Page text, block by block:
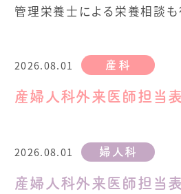
管理栄養士による栄養相談も行っ
クのこと、離乳食のこと、お
と、気になることをご相談くださ
2026.08.01 産科
産婦人科外来医師担当表
2026.08.01 婦人科
産婦人科外来医師担当表